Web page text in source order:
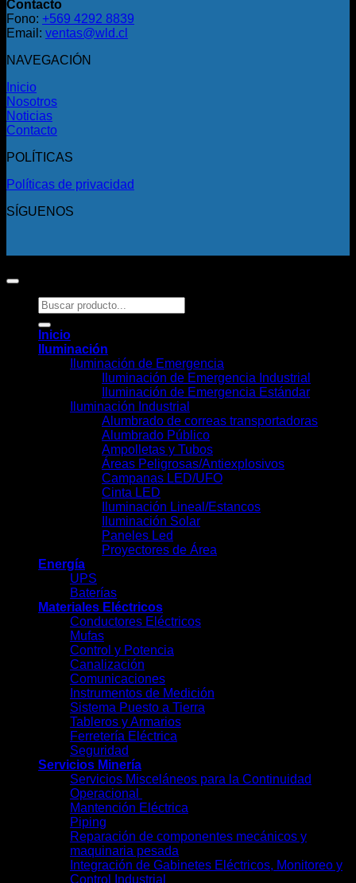
Contacto
Fono: +569 4292 8839
Email: ventas@wld.cl
NAVEGACIÓN
Inicio
Nosotros
Noticias
Contacto
POLÍTICAS
Políticas de privacidad
SÍGUENOS
Buscar
por:
Inicio
Iluminación
Iluminación de Emergencia
Iluminación de Emergencia Industrial
Iluminación de Emergencia Estándar
Iluminación Industrial
Alumbrado de correas transportadoras
Alumbrado Público
Ampolletas y Tubos
Áreas Peligrosas/Antiexplosivos
Campanas LED/UFO
Cinta LED
Iluminación Lineal/Estancos
Iluminación Solar
Paneles Led
Proyectores de Área
Energía
UPS
Baterías
Materiales Eléctricos
Conductores Eléctricos
Mufas
Control y Potencia
Canalización
Comunicaciones
Instrumentos de Medición
Sistema Puesto a Tierra
Tableros y Armarios
Ferretería Eléctrica
Seguridad
Servicios Minería
Servicios Misceláneos para la Continuidad
Operacional
Mantención Eléctrica
Piping
Reparación de componentes mecánicos y
maquinaria pesada
Integración de Gabinetes Eléctricos, Monitoreo y
Control Industrial